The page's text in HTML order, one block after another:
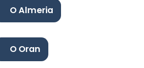
O Almeria
O Oran